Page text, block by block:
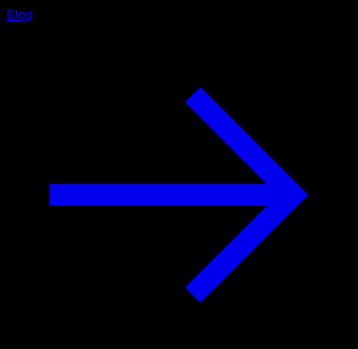
Blog